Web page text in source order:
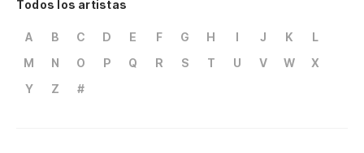
Todos los artistas
A B C D E F G H I J K
L
M
N O P Q R S T U V W
X
Y
Z #